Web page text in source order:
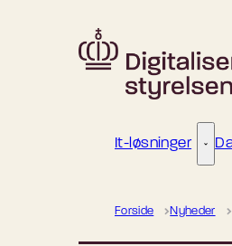
It-løsninger It-
Forside Nyheder